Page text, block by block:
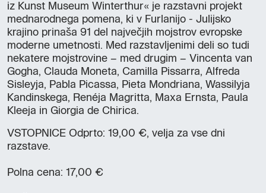
iz Kunst Museum Winterthur« je razstavni projekt
mednarodnega pomena, ki v Furlanijo - Julijsko
krajino prinaša 91 del največjih mojstrov evropske
moderne umetnosti. Med razstavljenimi deli so tudi
nekatere mojstrovine – med drugim – Vincenta van
Gogha, Clauda Moneta, Camilla Pissarra, Alfreda
Sisleyja, Pabla Picassa, Pieta Mondriana, Wassilyja
Kandinskega, Renéja Magritta, Maxa Ernsta, Paula
Kleeja in Giorgia de Chirica.
VSTOPNICE Odprto: 19,00 €, velja za vse dni
razstave.
Polna cena: 17,00 €